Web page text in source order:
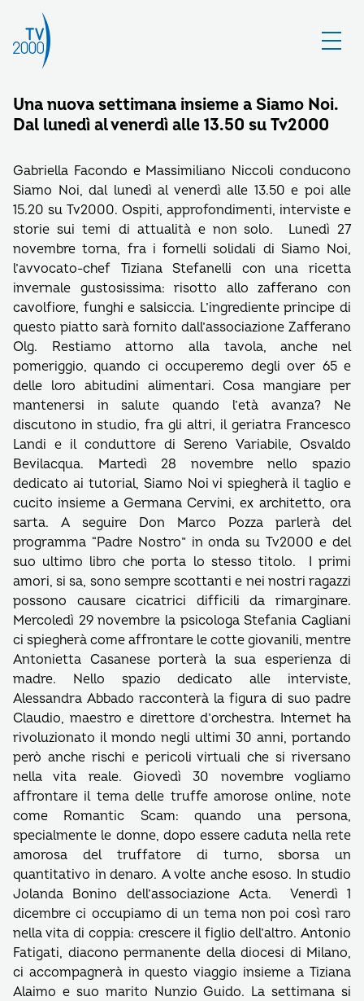
Una nuova settimana insieme a Siamo Noi.
Dal lunedì al venerdì alle 13.50 su Tv2000
Gabriella Facondo e Massimiliano Niccoli conducono
Siamo Noi, dal lunedì al venerdì alle 13.50 e poi alle
15.20 su Tv2000. Ospiti, approfondimenti, interviste e
storie sui temi di attualità e non solo. Lunedì 27
novembre torna, fra i fornelli solidali di Siamo Noi,
l’avvocato-chef Tiziana Stefanelli con una ricetta
invernale gustosissima: risotto allo zafferano con
cavolfiore, funghi e salsiccia. L’ingrediente principe di
questo piatto sarà fornito dall’associazione Zafferano
Olg. Restiamo attorno alla tavola, anche nel
pomeriggio, quando ci occuperemo degli over 65 e
delle loro abitudini alimentari. Cosa mangiare per
mantenersi in salute quando l’età avanza? Ne
discutono in studio, fra gli altri, il geriatra Francesco
Landi e il conduttore di Sereno Variabile, Osvaldo
Bevilacqua. Martedì 28 novembre nello spazio
dedicato ai tutorial, Siamo Noi vi spiegherà il taglio e
cucito insieme a Germana Cervini, ex architetto, ora
sarta. A seguire Don Marco Pozza parlerà del
programma “Padre Nostro” in onda su Tv2000 e del
suo ultimo libro che porta lo stesso titolo. I primi
amori, si sa, sono sempre scottanti e nei nostri ragazzi
possono causare cicatrici difficili da rimarginare.
Mercoledì 29 novembre la psicologa Stefania Cagliani
ci spiegherà come affrontare le cotte giovanili, mentre
Antonietta Casanese porterà la sua esperienza di
madre. Nello spazio dedicato alle interviste,
Alessandra Abbado racconterà la figura di suo padre
Claudio, maestro e direttore d’orchestra. Internet ha
rivoluzionato il mondo negli ultimi 30 anni, portando
però anche rischi e pericoli virtuali che si riversano
nella vita reale. Giovedì 30 novembre vogliamo
affrontare il tema delle truffe amorose online, note
come Romantic Scam: quando una persona,
specialmente le donne, dopo essere caduta nella rete
amorosa del truffatore di turno, sborsa un
quantitativo in denaro. A volte anche esoso. In studio
Jolanda Bonino dell’associazione Acta. Venerdì 1
dicembre ci occupiamo di un tema non poi così raro
nella vita di coppia: crescere il figlio dell’altro. Antonio
Fatigati, diacono permanente della diocesi di Milano,
ci accompagnerà in questo viaggio insieme a Tiziana
Alaimo e suo marito Nunzio Guido. La settimana si